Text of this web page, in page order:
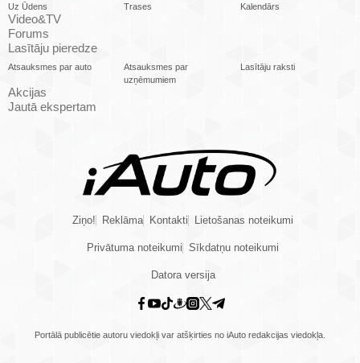
Uz Ūdens
Trases Kalendārs
Video&TV
Forums
Lasītāju pieredze
Atsauksmes par auto
Atsauksmes par
uzņēmumiem
Lasītāju raksti
Akcijas
Jautā ekspertam
Ziņo! Reklāma Kontakti Lietošanas noteikumi
Privātuma noteikumi Sīkdatņu noteikumi
Datora versija
Portālā publicētie autoru viedokļi var atšķirties no iAuto redakcijas viedokļa.